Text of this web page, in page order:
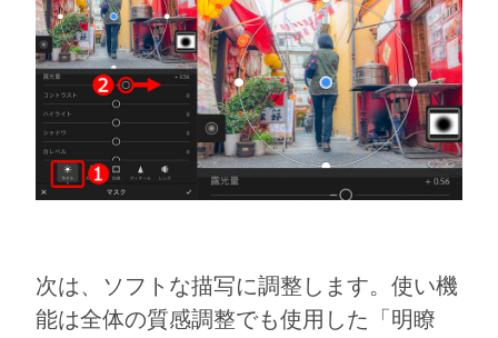
次は、ソフトな描写に調整します。使い機
能は全体の質感調整でも使用した「明瞭